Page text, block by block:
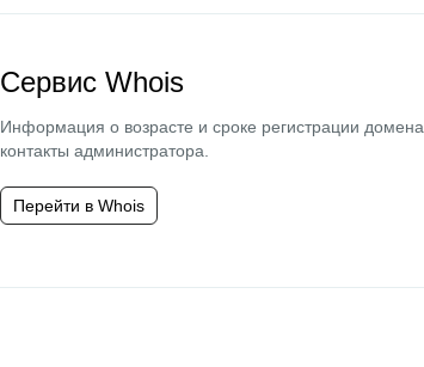
Сервис Whois
Информация о возрасте и сроке регистрации домена,
контакты администратора.
Перейти в Whois